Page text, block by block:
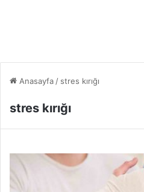
Anasayfa / stres kırığı
stres kırığı